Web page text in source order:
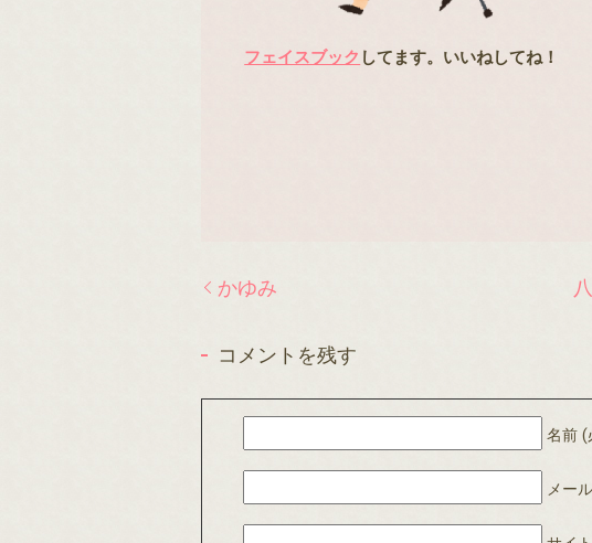
フェイスブック してます。いいねしてね！
かゆみ
コメントを残す
名前 (
メー